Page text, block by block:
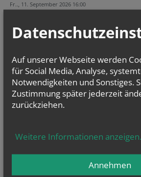
Fr.., 11. September 2026 16:00
50+ Senioren Treffen in Inzersdorf-
Mt 17, 1–9 Fest der Verklärung des Herrn
Er wurde vor ihnen verwandelt; sein Gesicht
Gemeinde Wohnpark Alterlaa:
Auf unserer Webseite werden
für Social Media, Analyse,
Notwendigkeiten und Sonstiges.
Zustimmung später jederzeit
zurückziehen.
Weitere Informationen anzeigen
Annehmen